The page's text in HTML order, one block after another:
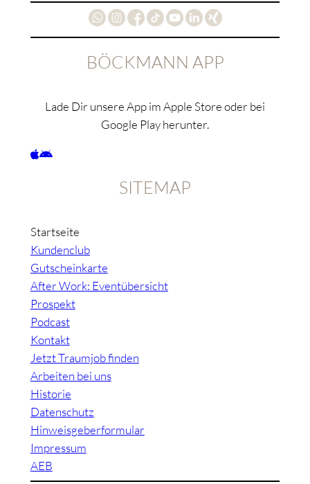
BÖCKMANN APP
Lade Dir unsere App im Apple Store oder bei
Google Play herunter.
SITEMAP
Startseite
Kundenclub
Gutscheinkarte
After Work: Eventübersicht
Prospekt
Podcast
Kontakt
Jetzt Traumjob finden
Arbeiten bei uns
Historie
Datenschutz
Hinweisgeberformular
Impressum
AEB